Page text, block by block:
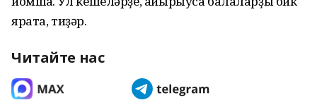
ярата, тиҙәр.
Читайте нас